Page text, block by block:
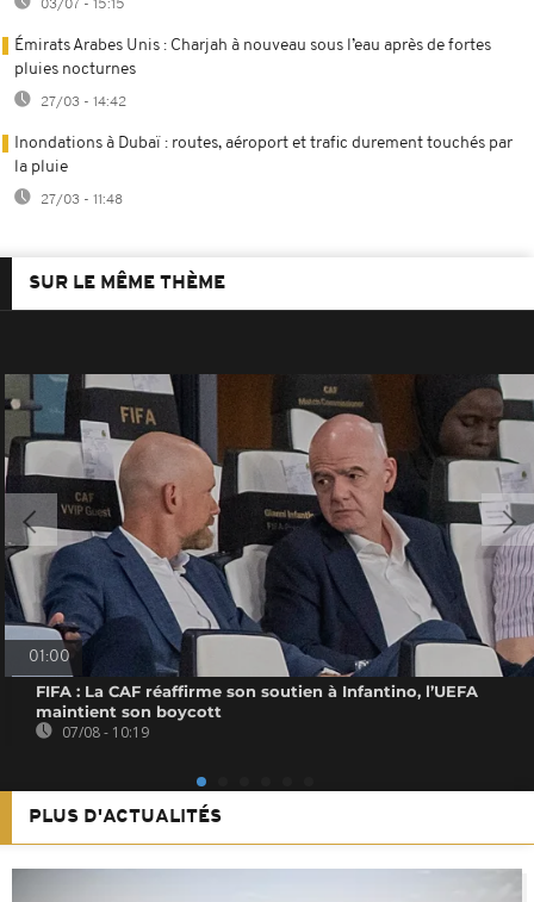
03/07 - 15:15
Émirats Arabes Unis : Charjah à nouveau sous l’eau après de fortes
pluies nocturnes
27/03 - 14:42
Inondations à Dubaï : routes, aéroport et trafic durement touchés par
la pluie
27/03 - 11:48
SUR LE MÊME THÈME
01:00
FIFA : La CAF réaffirme son soutien à Infantino, l’UEFA
maintient son boycott
07/08 - 10:19
PLUS D'ACTUALITÉS